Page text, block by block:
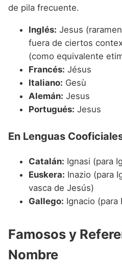
de pila frecuente.
Inglés: Jesus
fuera de ciertos
(como equivalente
Francés: Jésus
Italiano: Gesù
Alemán: Jesus
Portugués: Jesus
En Lenguas
Catalán: Ignasi (para
Euskera: Inazio (para
vasca de Jesús)
Gallego: Ignacio (para
Famosos y
Nombre